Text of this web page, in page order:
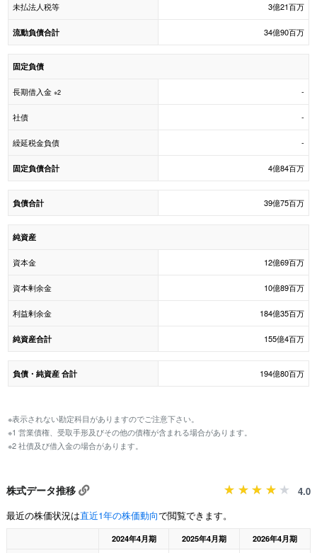
未払法人税等 3億21百万
流動負債合計 34億90百万
固定負債
長期借入金 ※2 -
社債 -
繰延税金負債 -
固定負債合計 4億84百万
負債合計 39億75百万
純資産
資本金 12億69百万
資本剰余金 10億89百万
利益剰余金 184億35百万
純資産合計 155億4百万
負債・純資産 合計 194億80百万
※表示されない勘定科目がありますのでご注意下さい。
※1 営業債権、受取手形及びその他の債権が含まれる場合があります。
※2 社債及び借入金の場合があります。
株式データ推移
4.0
最近の株価状況は直近1年の株価動向で閲覧できます。
2024年4月期 2025年4月期
2026年4月期